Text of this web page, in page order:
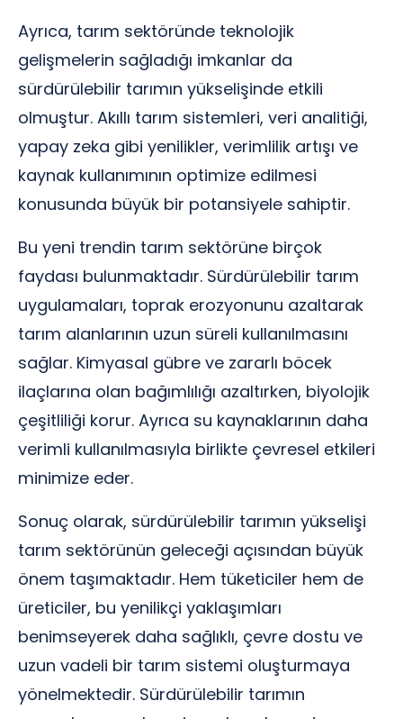
Ayrıca, tarım sektöründe teknolojik
gelişmelerin sağladığı imkanlar da
sürdürülebilir tarımın yükselişinde etkili
olmuştur. Akıllı tarım sistemleri, veri analitiği,
yapay zeka gibi yenilikler, verimlilik artışı ve
kaynak kullanımının optimize edilmesi
konusunda büyük bir potansiyele sahiptir.
Bu yeni trendin tarım sektörüne birçok
faydası bulunmaktadır. Sürdürülebilir tarım
uygulamaları, toprak erozyonunu azaltarak
tarım alanlarının uzun süreli kullanılmasını
sağlar. Kimyasal gübre ve zararlı böcek
ilaçlarına olan bağımlılığı azaltırken, biyolojik
çeşitliliği korur. Ayrıca su kaynaklarının daha
verimli kullanılmasıyla birlikte çevresel etkileri
minimize eder.
Sonuç olarak, sürdürülebilir tarımın yükselişi
tarım sektörünün geleceği açısından büyük
önem taşımaktadır. Hem tüketiciler hem de
üreticiler, bu yenilikçi yaklaşımları
benimseyerek daha sağlıklı, çevre dostu ve
uzun vadeli bir tarım sistemi oluşturmaya
yönelmektedir. Sürdürülebilir tarımın